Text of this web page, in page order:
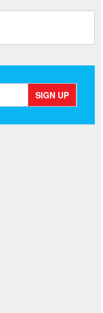
SIGN UP